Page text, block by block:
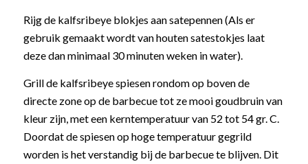
Rijg de kalfsribeye blokjes aan satepennen (Als er
gebruik gemaakt wordt van houten satestokjes laat
deze dan minimaal 30 minuten weken in water).
Grill de kalfsribeye spiesen rondom op boven de
directe zone op de barbecue tot ze mooi goudbruin van
kleur zijn, met een kerntemperatuur van 52 tot 54 gr. C.
Doordat de spiesen op hoge temperatuur gegrild
worden is het verstandig bij de barbecue te blijven. Dit